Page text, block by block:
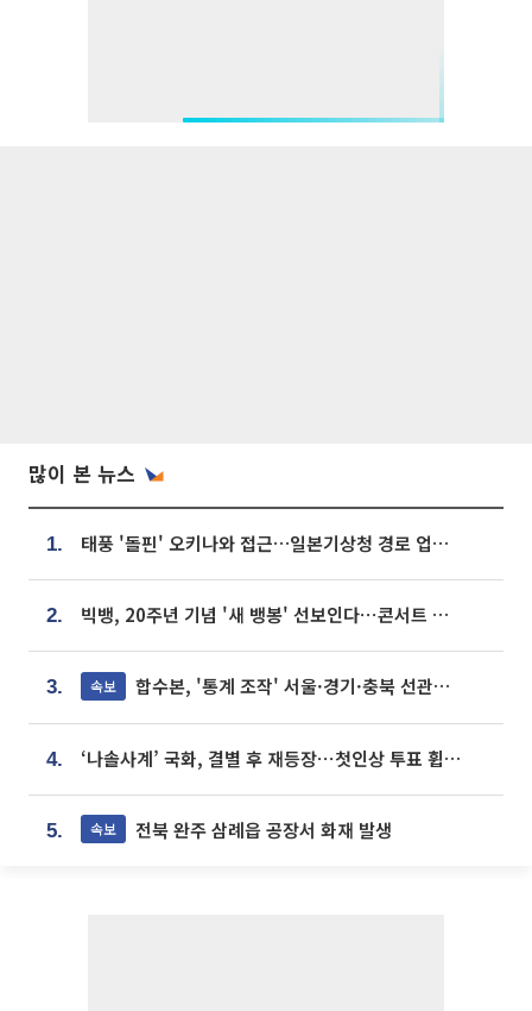
많이 본 뉴스
1. 태풍 '돌핀' 오키나와 접근…일본기상청 경로 업데이트
2. 빅뱅, 20주년 기념 '새 뱅봉' 선보인다⋯콘서트 앞두고 팝업 개최
3. 속보 합수본, '통계 조작' 서울·경기·충북 선관위 등 추가 압수수색
4. ‘나솔사계’ 국화, 결별 후 재등장⋯첫인상 투표 휩쓸고 ‘인기녀’ 등극
5. 속보 전북 완주 삼례읍 공장서 화재 발생